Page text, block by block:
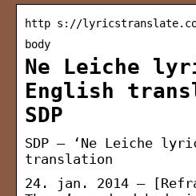
http s://
body
Ne Leiche
English
SDP
SDP – ‘Ne Leiche
translation
24. jan. 2014 —